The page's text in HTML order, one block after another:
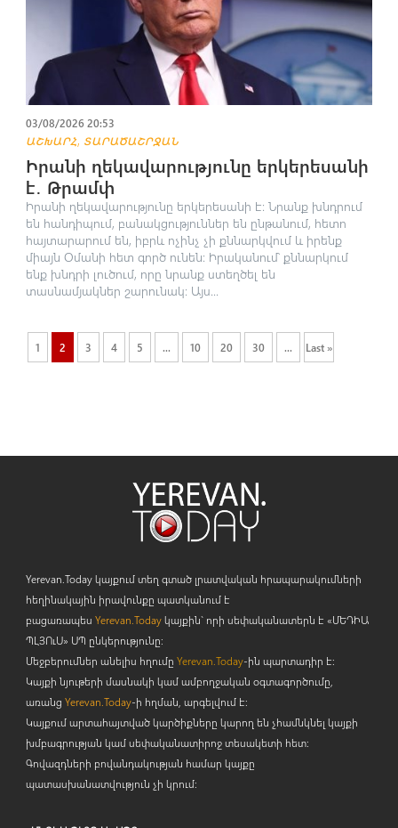
03/08/2026 20:53
ԱՇԽԱՐՀ, ՏԱՐԱԾԱՇՐՋԱՆ
Իրանի ղեկավարությունը երկերեսանի
է․ Թրամփ
Իրանի ղեկավարությունը երկերեսանի է։ Նրանք խնդրում
են հանդիպում, բանակցություններ են ընթանում, հետո
հայտարարում են, իբրև ոչինչ չի քննարկվում և իրենք
միայն Օմանի հետ գործ ունեն։ Իրականում՝ քննարկում
ենք խնդրի լուծում, որը նրանք ստեղծել են
տասնամյակներ շարունակ։ Այս...
1 2 3 4 5 ... 10 20 30 ... Last »
Yerevan.Today կայքում տեղ գտած լրատվական հրապարակումների
հեղինակային իրավունքը պատկանում է
բացառապես Yerevan.Todayկայքին` որի սեփականատերն է «ՄԵԴԻԱ
ՊԼՅՈւՍ» ՍՊ ընկերությունը։
Մեջբերումներ անելիս հղումը Yerevan.Today-ին պարտադիր է:
Կայքի նյութերի մասնակի կամ ամբողջական օգտագործումը,
առանց Yerevan.Today-ի հղման, արգելվում է:
Կայքում արտահայտված կարծիքները կարող են չհամնկնել կայքի
խմբագրության կամ սեփականատիրոջ տեսակետի հետ:
Գովազդների բովանդակության համար կայքը
պատասխանատվություն չի կրում: